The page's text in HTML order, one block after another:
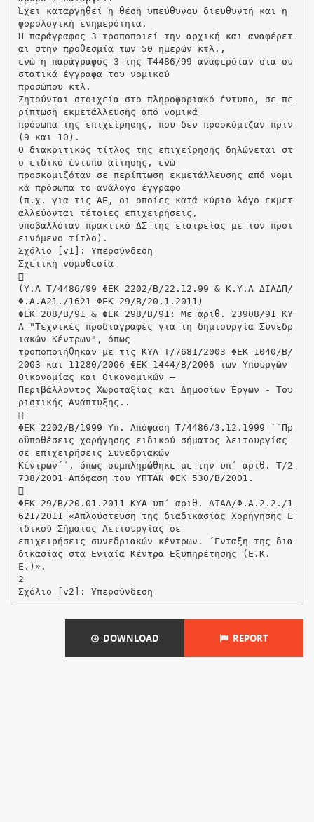
Έχει καταργηθεί η θέση υπεύθυνου διευθυντή και η
φορολογική ενημερότητα.
Η παράγραφος 3 τροποποιεί την αρχική και αναφέρετ
αι στην προθεσμία των 50 ημερών κτλ.,
ενώ η παράγραφος 3 της Τ4486/99 αναφερόταν στα συ
στατικά έγγραφα του νομικού
προσώπου κτλ.
Ζητούνται στοιχεία στο πληροφοριακό έντυπο, σε πε
ρίπτωση εκμετάλλευσης από νομικά
πρόσωπα της επιχείρησης, που δεν προσκόμιζαν πριν
(9 και 10).
Ο διακριτικός τίτλος της επιχείρησης δηλώνεται στ
ο ειδικό έντυπο αίτησης, ενώ
προσκομιζόταν σε περίπτωση εκμετάλλευσης από νομι
κά πρόσωπα το ανάλογο έγγραφο
(π.χ. για τις ΑΕ, οι οποίες κατά κύριο λόγο εκμετ
αλλεύονται τέτοιες επιχειρήσεις,
υποβαλλόταν πρακτικό ΔΣ της εταιρείας με τον προτ
εινόμενο τίτλο).
Σχόλιο [v1]: Υπερσύνδεση
Σχετική νομοθεσία

(Υ.Α Τ/4486/99 ΦΕΚ 2202/Β/22.12.99 & Κ.Υ.Α ΔΙΑΔΠ/
Φ.Α.Α21./1621 ΦΕΚ 29/Β/20.1.2011)
ΦΕΚ 208/Β/91 & ΦΕΚ 298/Β/91: Με αριθ. 23908/91 ΚΥ
Α "Τεχνικές προδιαγραφές για τη δημιουργία Συνεδρ
ιακών Κέντρων", όπως
τροποποιήθηκαν με τις ΚΥΑ Τ/7681/2003 ΦΕΚ 1040/Β/
2003 και 11280/2006 ΦΕΚ 1444/Β/2006 των Υπουργών
Οικονομίας και Οικονομικών –
Περιβάλλοντος Χωροταξίας και Δημοσίων Έργων - Του
ριστικής Ανάπτυξης..

ΦΕΚ 2202/Β/1999 Υπ. Απόφαση Τ/4486/3.12.1999 ΄΄Πρ
οϋποθέσεις χορήγησης ειδικού σήματος λειτουργίας
σε επιχειρήσεις Συνεδριακών
Κέντρων΄΄, όπως συμπληρώθηκε με την υπ΄ αριθ. Τ/2
738/2001 Απόφαση του ΥΠΤΑΝ ΦΕΚ 530/Β/2001.

ΦΕΚ 29/Β/20.01.2011 ΚΥΑ υπ΄ αριθ. ΔΙΑΔ/Φ.Α.2.2./1
621/2011 «Απλούστευση της διαδικασίας Χορήγησης Ε
ιδικού Σήματος Λειτουργίας σε
επιχειρήσεις συνεδριακών κέντρων. ΄Ενταξη της δια
δικασίας στα Ενιαία Κέντρα Εξυπηρέτησης (Ε.Κ.
Ε.)».
2
DOWNLOAD REPORT